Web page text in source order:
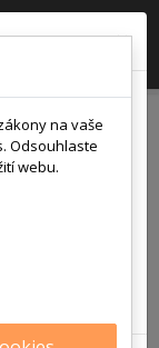
×

na vaše
Odsouhlaste
webu.